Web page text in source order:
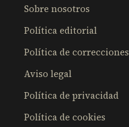
Sobre nosotros
Política editorial
Política de correcciones
Aviso legal
Política de privacidad
Política de cookies